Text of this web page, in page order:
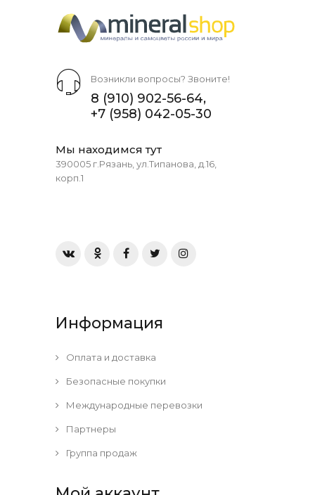
Возникли вопросы? Звоните!
8 (910) 902-56-64,
+7 (958) 042-05-30
Мы находимся тут
390005 г.Рязань, ул.Типанова, д.16,
корп.1
Информация
Оплата и доставка
Безопасные покупки
Международные перевозки
Партнеры
Группа продаж